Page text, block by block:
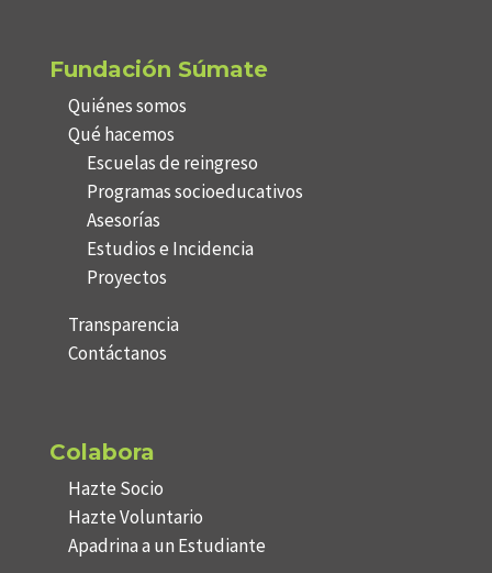
Fundación Súmate
Quiénes somos
Qué hacemos
Escuelas de reingreso
Programas socioeducativos
Asesorías
Estudios e Incidencia
Proyectos
Transparencia
Contáctanos
Colabora
Hazte Socio
Hazte Voluntario
Apadrina a un Estudiante